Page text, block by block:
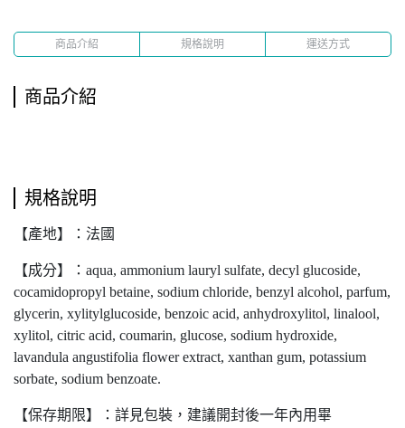
商品介紹 規格說明 運送方式
商品介紹
規格說明
【產地】：法國
【成分】：aqua, ammonium lauryl sulfate, decyl glucoside,
cocamidopropyl betaine, sodium chloride, benzyl alcohol, parfum,
glycerin, xylitylglucoside, benzoic acid, anhydroxylitol, linalool,
xylitol, citric acid, coumarin, glucose, sodium hydroxide,
lavandula angustifolia flower extract, xanthan gum, potassium
sorbate, sodium benzoate.
【保存期限】：詳見包裝，建議開封後一年內用畢